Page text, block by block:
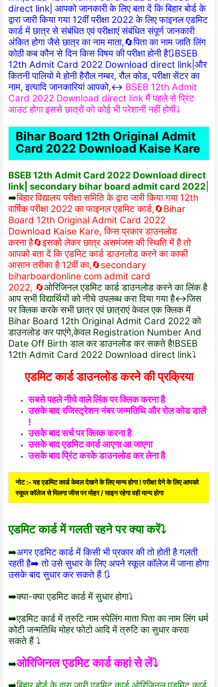
direct link| आपको जानकारी के लिए बता दें कि बिहार बोर्ड के
द्वारा जारी किया गया 12वीं परीक्षा 2022 के लिए फाइनल एडमिट
कार्ड में छात्र से संबंधित एवं परीक्षाएं संबंधित संपूर्ण जानकारी
अंकित होगा जैसे छात्र का नाम माता,🔄पिता का नाम जाति लिंग
कोठी कब कौन से दिन किस विषय की परीक्षा होनी है🔃BSEB
12th Admit Card 2022 Download direct link|और
कितनी पालियो मे होनी हैरौल नम्बर, रौल कोड, परीक्षा सेंटर का
नाम, इत्यादि जानकारियां आपको,↔️ BSEB 12th Admit
Card 2022 Download direct link मैं पहले से प्रिंट
आउट होगा इससे छात्रों को कोई भी परेशानी नहीं होगी⤵️
Bihar Board 12th Original Admit
Card 2022 Download Kaise Kare
BSEB 12th Admit Card 2022 Download direct
link| secondary bihar board admit card 2022
➡️बिहार विद्यालय परीक्षा समिति के द्वारा जारी किया गया 12th
वार्षिक परीक्षा 2022 का फाइनल एडमिट कार्ड,🔄Bihar
Board 12th Original Admit Card 2022
Download Kaise Kare, किस प्रकार डाउनलोड
करना है🔄इसको लेकर छात्र असमंजस की स्थिति में है तो
आपको बता दें कि एडमिट कार्ड डाउनलोड करने का काफी
आसान तरीका है 12वीं का,🔄secondary
biharboardonline com admit card
2022, 🔄ओरिजिनल एडमिट कार्ड डाउनलोड करने का लिंक है
आप सभी विद्यार्थियों को नीचे उपलब्ध करा दिया गया है↔️जिस
पर क्लिक करके सभी छात्र एवं छात्राएं केवल एक क्लिक में
Bihar Board 12th Original Admit Card 2022 को
डाउनलोड कर पाएंगे,केवल Registration Number And
Date Off Birth डाल कर डाउनलोड कर सकते है!BSEB
12th Admit Card 2022 Download direct link⤵️
एडमिट कार्ड डाउनलोड करने की प्रक्रिया
सबसे पहले नीचे वाले लिंक पर क्लिक करना है
उसके बाद रजिस्ट्रेशन नंबर जन्मतिथि और रोल कोड डालें
!
उसके बाद सर्च पर क्लिक करना है
उसके बाद एडमिट कार्ड आएगा आ जाएगा
उसके बाद प्रिंट करके डाउनलोड कर लेना है
नोट :- यह एडमिट कार्ड केवल देखने के लिए मान्य होगा ! परीक्षा देने के लिए आपको
स्कूल कॉलेज से मिलगा जीस पर मोहर / साइन रहेगा वही मान्य होगा
एडमिट कार्ड में गलती रहने पर क्या करें⤵️
➡️अगर एडमिट कार्ड में किसी भी प्रकार की तो होती है गलती
रहती है➡️ तो उसे सुधार के लिए अपने स्कूल कॉलेज में जाना होगा
उसके बाद सुधार कर सकते हैं 🔃
➡️क्या-क्या एडमिट कार्ड में सुधार होगा⤵️
➡️एडमिट कार्ड में त्रुटि नाम स्पेलिंग माता पिता का नाम लिंग धर्म
कोटी जन्मतिथि मोहर फोटो आदि में त्रुटि का सुधार करवा
सकते हैं ⤵️
➡️ओरिजिनल एडमिट कार्ड कहां से लें⤵️